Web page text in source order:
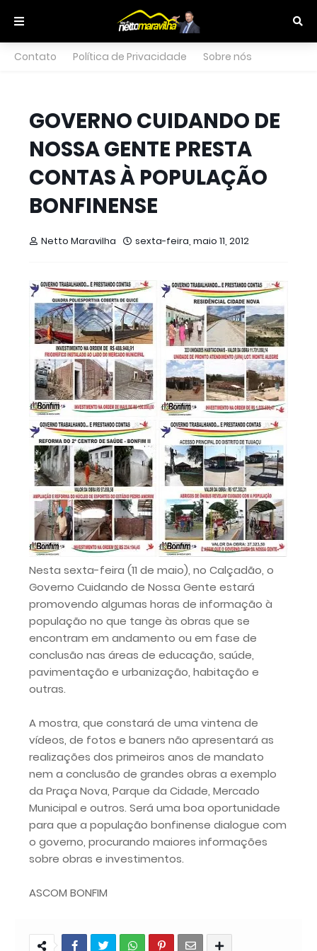
Contato Política de Privacidade Sobre nós
GOVERNO CUIDANDO DE
NOSSA GENTE PRESTA
CONTAS À POPULAÇÃO
BONFINENSE
Netto Maravilha sexta-feira, maio 11, 2012
Nesta sexta-feira (11 de maio), no Calçadão, o
Governo Cuidando de Nossa Gente estará
promovendo algumas horas de informação à
população no que tange às obras que se
encontram em andamento ou em fase de
conclusão nas áreas de educação, saúde,
pavimentação e urbanização, habitação e
outras.
A mostra, que constará de uma vintena de
vídeos, de fotos e baners não apresentará as
realizações dos primeiros anos de mandato
nem a conclusão de grandes obras a exemplo
da Praça Nova, Parque da Cidade, Mercado
Municipal e outros. Será uma boa oportunidade
para que a população bonfinense dialogue com
o governo, procurando maiores informações
sobre obras e investimentos.
ASCOM BONFIM